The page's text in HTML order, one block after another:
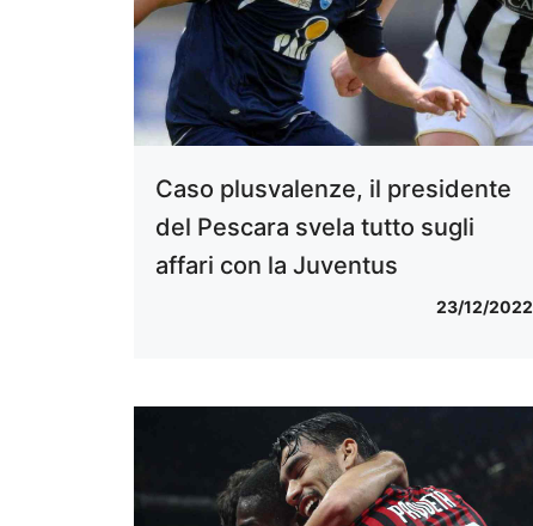
Caso plusvalenze, il presidente
del Pescara svela tutto sugli
affari con la Juventus
23/12/2022